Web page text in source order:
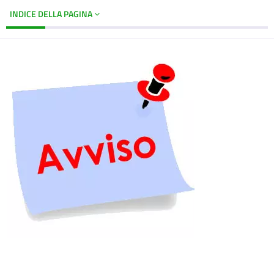
INDICE DELLA PAGINA